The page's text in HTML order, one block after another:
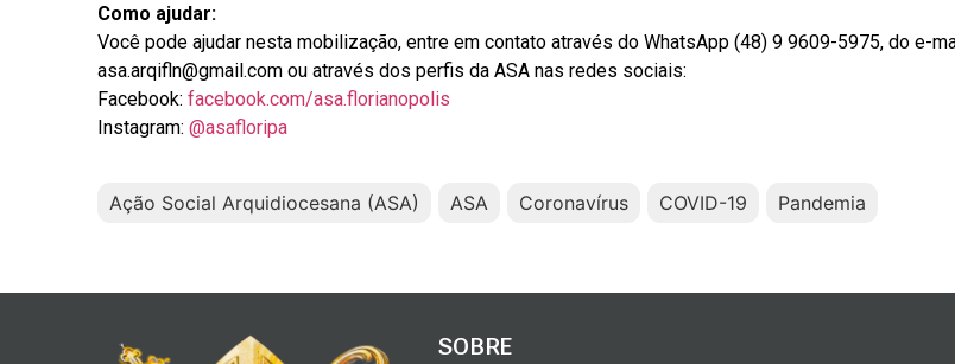
Como ajudar:
Você pode ajudar nesta mobilização, entre em contato através do WhatsApp (48) 9 9609-5975, do e-
asa.arqifln@gmail.com ou através dos perfis da ASA nas redes sociais:
Facebook: facebook.com/asa.florianopolis
Instagram: @asafloripa
Ação Social Arquidiocesana (ASA) ASA Coronavírus COVID-19 Pandemia
SOBRE